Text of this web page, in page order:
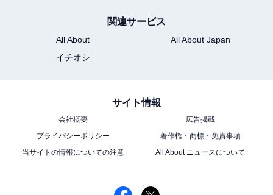
関連サービス
All About
All About Japan
イチオシ
サイト情報
会社概要
広告掲載
プライバシーポリシー
著作権・商標・免責事項
当サイトの情報についての注意
All About ニュースについて